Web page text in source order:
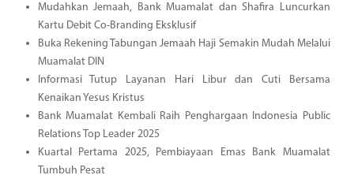
Mudahkan Jemaah, Bank Muamalat dan Shafira Luncurkan
Kartu Debit Co-Branding Eksklusif
Buka Rekening Tabungan Jemaah Haji Semakin Mudah Melalui
Muamalat DIN
Informasi Tutup Layanan Hari Libur dan Cuti Bersama
Kenaikan Yesus Kristus
Bank Muamalat Kembali Raih Penghargaan Indonesia Public
Relations Top Leader 2025
Kuartal Pertama 2025, Pembiayaan Emas Bank Muamalat
Tumbuh Pesat